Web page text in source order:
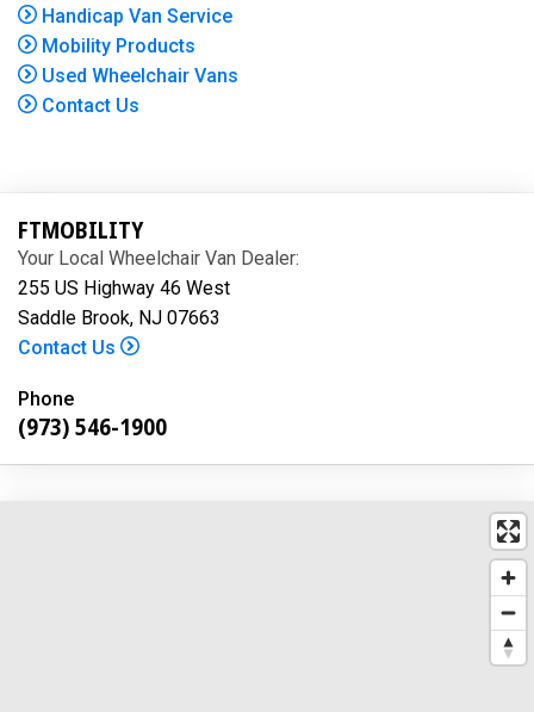
Handicap Van Service
Mobility Products
Used Wheelchair Vans
Contact Us
FTMOBILITY
Your Local Wheelchair Van Dealer:
255 US Highway 46 West
Saddle Brook, NJ 07663
Contact Us
Phone
(973) 546-1900